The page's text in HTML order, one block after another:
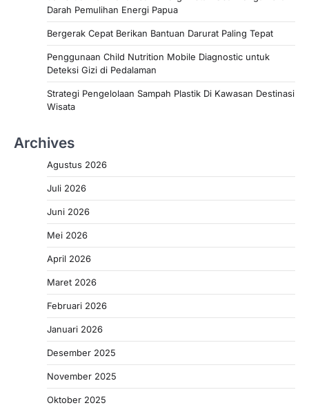
Darah Pemulihan Energi Papua
Bergerak Cepat Berikan Bantuan Darurat Paling Tepat
Penggunaan Child Nutrition Mobile Diagnostic untuk
Deteksi Gizi di Pedalaman
Strategi Pengelolaan Sampah Plastik Di Kawasan Destinasi
Wisata
Archives
Agustus 2026
Juli 2026
Juni 2026
Mei 2026
April 2026
Maret 2026
Februari 2026
Januari 2026
Desember 2025
November 2025
Oktober 2025